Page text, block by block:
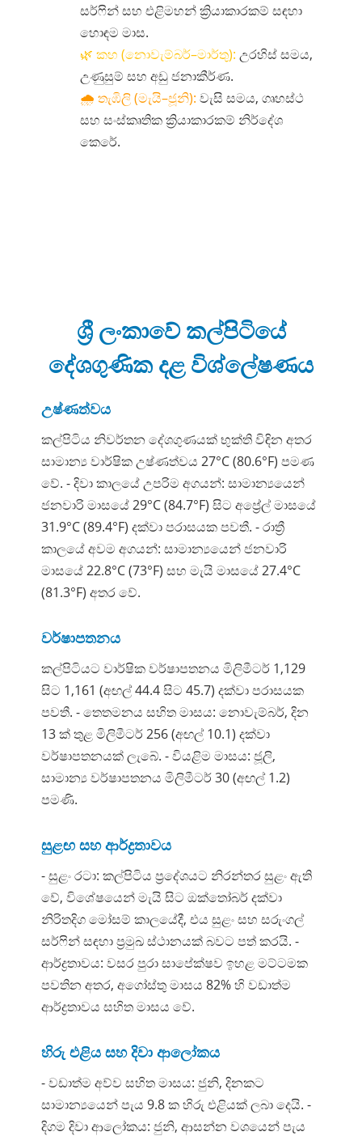
සර්ෆින් සහ එළිමහන් ක්‍රියාකාරකම් සඳහා
හොඳම මාස.
🌿 කහ (නොවැම්බර්–මාර්තු): උරහිස් සමය,
උණුසුම් සහ අඩු ජනාකීර්ණ.
🌧️ තැඹිලි (මැයි–ජූනි): වැසි සමය, ගෘහස්ථ
සහ සංස්කෘතික ක්‍රියාකාරකම් නිර්දේශ
කෙරේ.
ශ්‍රී ලංකාවේ කල්පිටියේ
දේශගුණික දළ විශ්ලේෂණය
උෂ්ණත්වය
කල්පිටිය නිවර්තන දේශගුණයක් භුක්ති විඳින අතර
සාමාන්‍ය වාර්ෂික උෂ්ණත්වය 27°C (80.6°F) පමණ
වේ. - දිවා කාලයේ උපරිම අගයන්: සාමාන්‍යයෙන්
ජනවාරි මාසයේ 29°C (84.7°F) සිට අප්‍රේල් මාසයේ
31.9°C (89.4°F) දක්වා පරාසයක පවතී. - රාත්‍රී
කාලයේ අවම අගයන්: සාමාන්‍යයෙන් ජනවාරි
මාසයේ 22.8°C (73°F) සහ මැයි මාසයේ 27.4°C
(81.3°F) අතර වේ.
වර්ෂාපතනය
කල්පිටියට වාර්ෂික වර්ෂාපතනය මිලිමීටර් 1,129
සිට 1,161 (අඟල් 44.4 සිට 45.7) දක්වා පරාසයක
පවතී. - තෙතමනය සහිත මාසය: නොවැම්බර්, දින
13 ක් තුළ මිලිමීටර් 256 (අඟල් 10.1) දක්වා
වර්ෂාපතනයක් ලැබේ. - වියළිම මාසය: ජූලි,
සාමාන්‍ය වර්ෂාපතනය මිලිමීටර් 30 (අඟල් 1.2)
පමණි.
සුළඟ සහ ආර්ද්‍රතාවය
- සුළං රටා: කල්පිටිය ප්‍රදේශයට නිරන්තර සුළං ඇති
වේ, විශේෂයෙන් මැයි සිට ඔක්තෝබර් දක්වා
නිරිතදිග මෝසම් කාලයේදී, එය සුළං සහ සරුංගල්
සර්ෆින් සඳහා ප්‍රමුඛ ස්ථානයක් බවට පත් කරයි. -
ආර්ද්‍රතාවය: වසර පුරා සාපේක්ෂව ඉහළ මට්ටමක
පවතින අතර, අගෝස්තු මාසය 82% හි වඩාත්ම
ආර්ද්‍රතාවය සහිත මාසය වේ.
හිරු එළිය සහ දිවා ආලෝකය
- වඩාත්ම අව්ව සහිත මාසය: ජුනි, දිනකට
සාමාන්‍යයෙන් පැය 9.8 ක හිරු එළියක් ලබා දෙයි. -
දිගම දිවා ආලෝකය: ජුනි, ආසන්න වශයෙන් පැය